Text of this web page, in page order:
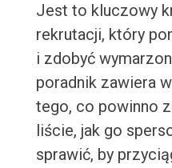
Jest to kluczowy
rekrutacji, który
i zdobyć
poradnik zawiera
tego, co powinno
liście, jak go
sprawić, by